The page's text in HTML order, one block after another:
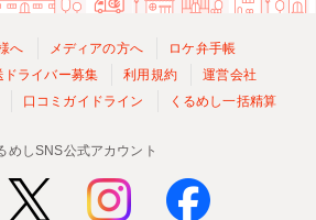
へ メディアの方へ
ロケ弁手帳
ドライバー募集
利用規約
運営会社
口コミガイドライン くるめし一括精算
めしSNS公式アカウント